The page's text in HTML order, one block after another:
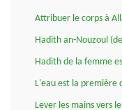
Attribuer le corps à
Hadith an-Nouzoul
Hadith de la femme
L'eau est la première
Lever les mains vers le